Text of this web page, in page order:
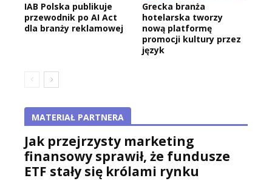
IAB Polska publikuje
przewodnik po AI Act
dla branży reklamowej
Grecka branża
hotelarska tworzy
nową platformę
promocji kultury przez
język
MATERIAŁ PARTNERA
Jak przejrzysty marketing
finansowy sprawił, że fundusze
ETF stały się królami rynku